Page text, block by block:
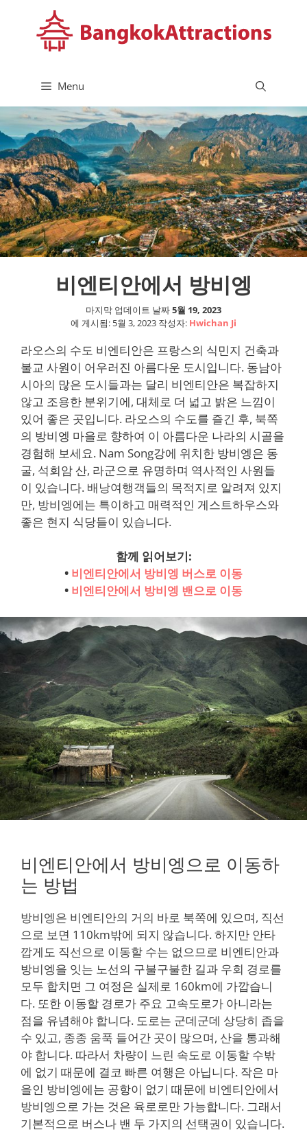
뛰
기
Menu
비엔티안에서 방비엥
마지막 업데이트 날짜5월 19, 2023
에 게시됨: 5월 3, 2023 작성자: Hwichan Ji
라오스의 수도 비엔티안은 프랑스의 식민지 건축과
불교 사원이 어우러진 아름다운 도시입니다. 동남아
시아의 많은 도시들과는 달리 비엔티안은 복잡하지
않고 조용한 분위기에, 대체로 더 넓고 밝은 느낌이
있어 좋은 곳입니다. 라오스의 수도를 즐긴 후, 북쪽
의 방비엥 마을로 향하여 이 아름다운 나라의 시골을
경험해 보세요. Nam Song강에 위치한 방비엥은 동
굴, 석회암 산, 라군으로 유명하며 역사적인 사원들
이 있습니다. 배낭여행객들의 목적지로 알려져 있지
만, 방비엥에는 특이하고 매력적인 게스트하우스와
좋은 현지 식당들이 있습니다.
함께 읽어보기:
• 비엔티안에서 방비엥 버스로 이동
• 비엔티안에서 방비엥 밴으로 이동
비엔티안에서 방비엥으로 이동하
는 방법
방비엥은 비엔티안의 거의 바로 북쪽에 있으며, 직선
으로 보면 110km밖에 되지 않습니다. 하지만 안타
깝게도 직선으로 이동할 수는 없으므로 비엔티안과
방비엥을 잇는 노선의 구불구불한 길과 우회 경로를
모두 합치면 그 여정은 실제로 160km에 가깝습니
다. 또한 이동할 경로가 주요 고속도로가 아니라는
점을 유념해야 합니다. 도로는 군데군데 상당히 좁을
수 있고, 종종 움푹 들어간 곳이 많으며, 산을 통과해
야 합니다. 따라서 차량이 느린 속도로 이동할 수밖
에 없기 때문에 결코 빠른 여행은 아닙니다. 작은 마
을인 방비엥에는 공항이 없기 때문에 비엔티안에서
방비엥으로 가는 것은 육로로만 가능합니다. 그래서
기본적으로 버스나 밴 두 가지의 선택권이 있습니다.